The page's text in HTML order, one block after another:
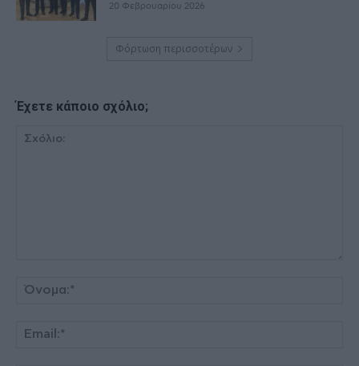
20 Φεβρουαρίου 2026
Φόρτωση περισσοτέρων
Έχετε κάποιο σχόλιο;